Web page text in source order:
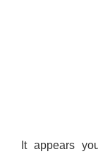
It appears